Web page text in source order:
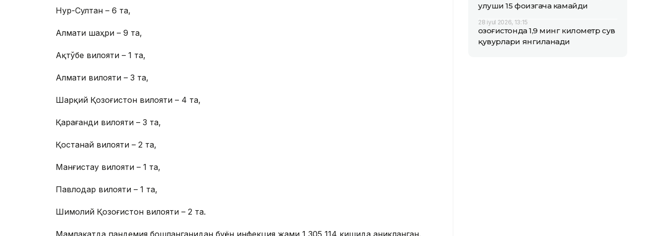
Нур-Султан – 6 та,
Алмати шаҳри – 9 та,
Ақтўбе вилояти – 1 та,
Алмати вилояти – 3 та,
Шарқий Қозоғистон вилояти – 4 та,
Қарағанди вилояти – 3 та,
Қостанай вилояти – 2 та,
Манғистау вилояти – 1 та,
Павлодар вилояти – 1 та,
Шимолий Қозоғистон вилояти – 2 та.
Мамлакатда пандемия бошланганидан буён инфекция жами 1 305 114 кишида аниқланган.
улуши 15 фоизгача камайди
28 iyul 2026, 13:15
Қозоғистонда 1,9 минг километр сув
қувурлари янгиланади